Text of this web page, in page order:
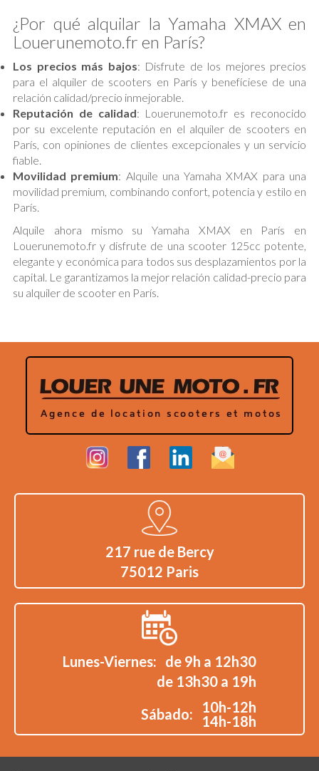
¿Por qué alquilar la Yamaha XMAX en
Louerunemoto.fr en París?
Los precios más bajos: Disfrute de los mejores precios
para el alquiler de scooters en París y benefíciese de una
relación calidad/precio inmejorable.
Reputación de calidad: Louerunemoto.fr es reconocido
por su excelente reputación en el alquiler de scooters en
París, con opiniones de clientes excepcionales y un servicio
fiable.
Movilidad premium: Alquile una Yamaha XMAX para una
movilidad premium, combinando confort, potencia y estilo en
París.
Alquile ahora mismo su Yamaha XMAX en París en
Louerunemoto.fr y disfrute de una scooter 125cc potente,
elegante y económica para todos sus desplazamientos por la
capital. Le garantizamos la mejor relación calidad-precio para
su alquiler de scooter en París.
217 rue de Bercy
75012 Paris
Lunes-Viernes: de 9h a 12h30
de 13h30 a 19h
Sábado:
10h-12h
14h-18h